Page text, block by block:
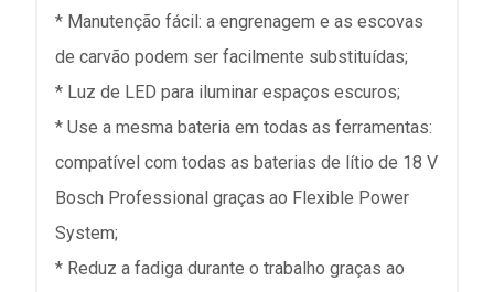
* Manutenção fácil: a engrenagem e as escovas
de carvão podem ser facilmente substituídas;
* Luz de LED para iluminar espaços escuros;
* Use a mesma bateria em todas as ferramentas:
compatível com todas as baterias de lítio de 18 V
Bosch Professional graças ao Flexible Power
System;
* Reduz a fadiga durante o trabalho graças ao